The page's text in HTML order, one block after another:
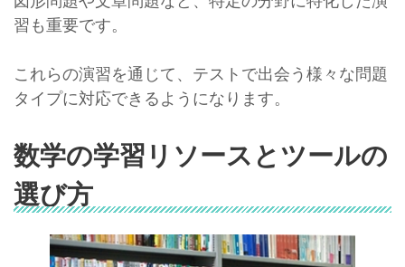
習も重要です。
これらの演習を通じて、テストで出会う様々な問題
タイプに対応できるようになります。
数学の学習リソースとツールの
選び方